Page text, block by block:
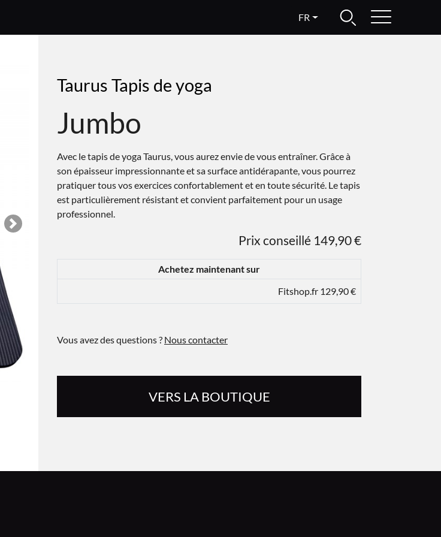
FR
Next
Taurus Tapis de yoga
Jumbo
Avec le tapis de yoga Taurus, vous aurez envie de vous entraîner. Grâce à
son épaisseur impressionnante et sa surface antidérapante, vous pourrez
pratiquer tous vos exercices confortablement et en toute sécurité. Le tapis
est particulièrement résistant et convient parfaitement pour un usage
professionnel.
Prix conseillé 149,90 €
Achetez maintenant sur
Fitshop.fr 129,90 €
Vous avez des questions ? Nous contacter
VERS LA BOUTIQUE